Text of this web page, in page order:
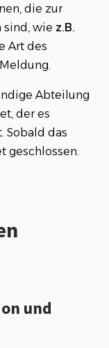
die zur
sind, wie z.B.
Art des
Abteilung
der es
Sobald das
geschlossen.
und